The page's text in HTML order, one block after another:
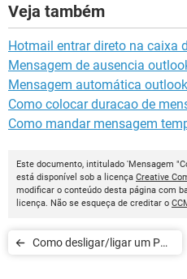
Veja também
Hotmail entrar direto na caixa
Mensagem de ausencia
Mensagem automática outlook
Como colocar duracao de
Como mandar mensagem
Este documento, intitulado 'Mensagem
está disponível sob a licença Creative
modificar o conteúdo desta página com
licença. Não se esqueça de creditar o
Como desligar/ligar um PC